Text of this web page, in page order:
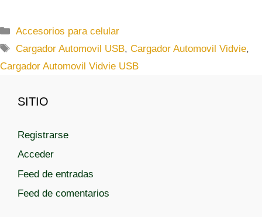
C
a
e
o
í
s
Accesorios para celular
E
t
u
t
a
Cargador Automovil USB,Cargador Automovil Vidvie,
Cargador Automovil Vidvie USB
SITIO
Registrarse
Acceder
Feed de entradas
Feed de comentarios